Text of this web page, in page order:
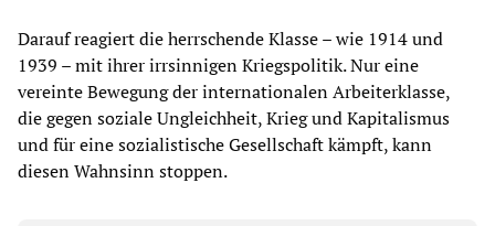
Darauf reagiert die herrschende Klasse – wie 1914 und
1939 – mit ihrer irrsinnigen Kriegspolitik. Nur eine
vereinte Bewegung der internationalen Arbeiterklasse,
die gegen soziale Ungleichheit, Krieg und Kapitalismus
und für eine sozialistische Gesellschaft kämpft, kann
diesen Wahnsinn stoppen.